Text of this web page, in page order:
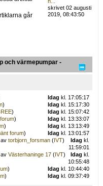
går
skrivet 02 augusti
2019, 08:43:50
och värmepumpar -
Idag kl. 17:05:17
) Idag kl. 15:17:30
) Idag kl. 15:07:42
) Idag kl. 13:33:07
) Idag kl. 13:13:49
forum) Idag kl. 13:01:57
torbjorn_forsman(IVT) Idag kl.
11:59:01
Västerhaninge 17(IVT) Idag kl.
10:55:48
) Idag kl. 10:44:40
) Idag kl. 09:37:49